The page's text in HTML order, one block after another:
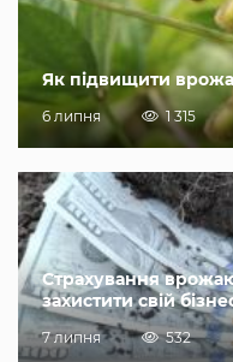
Як підвищити
6 липня 1 315
Страхування
захистити свій
7 липня 532